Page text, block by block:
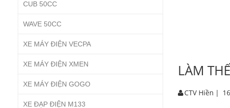
CUB 50CC
WAVE 50CC
XE MÁY ĐIỆN VECPA
XE MÁY ĐIỆN XMEN
XE MÁY ĐIỆN GOGO
XE ĐẠP ĐIỆN M133
LÀM
CTV Hiền |